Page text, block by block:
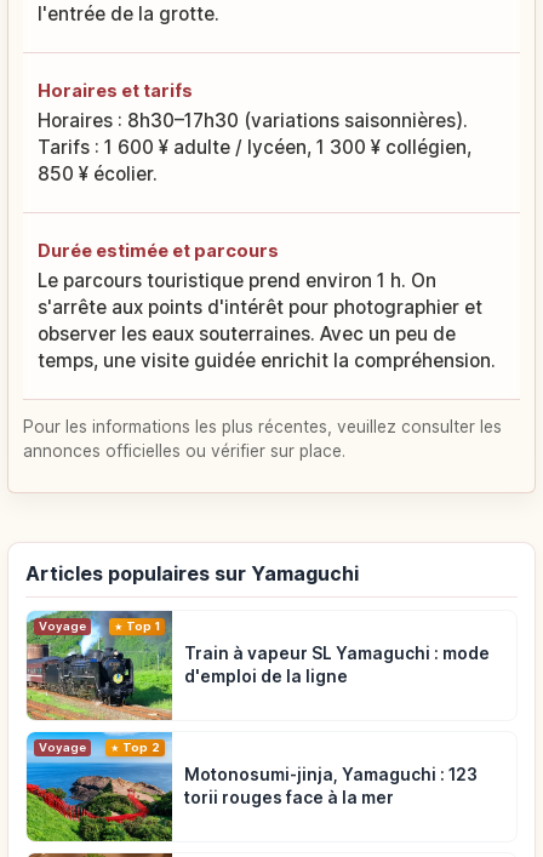
l'entrée de la grotte.
Horaires et tarifs
Horaires : 8h30–17h30 (variations saisonnières).
Tarifs : 1 600 ¥ adulte / lycéen, 1 300 ¥ collégien,
850 ¥ écolier.
Durée estimée et parcours
Le parcours touristique prend environ 1 h. On
s'arrête aux points d'intérêt pour photographier et
observer les eaux souterraines. Avec un peu de
temps, une visite guidée enrichit la compréhension.
Pour les informations les plus récentes, veuillez consulter les
annonces officielles ou vérifier sur place.
Articles populaires sur Yamaguchi
Voyage Top 1
Train à vapeur SL Yamaguchi : mode
d'emploi de la ligne
Voyage Top 2
Motonosumi-jinja, Yamaguchi : 123
torii rouges face à la mer